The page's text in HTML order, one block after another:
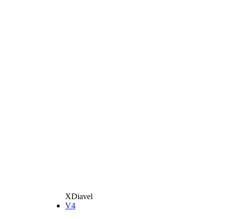
XDiavel
V4